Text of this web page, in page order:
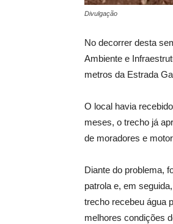
Divulgação
No decorrer desta
Ambiente e
metros da Estrada
O local havia
meses, o trecho já
de moradores e
Diante do problema,
patrola e, em
trecho recebeu água
melhores condições